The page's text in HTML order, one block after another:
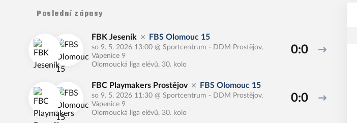
Poslední zápasy
FBK Jeseník FBS Olomouc 15
so 9. 5. 2026 13:00 @ Sportcentrum - DDM Prostějov,
Vápenice 9
Olomoucká liga elévů, 30. kolo
0:0
FBC Playmakers Prostějov FBS Olomouc 15
so 9. 5. 2026 11:30 @ Sportcentrum - DDM Prostějov,
Vápenice 9
Olomoucká liga elévů, 30. kolo
0:0